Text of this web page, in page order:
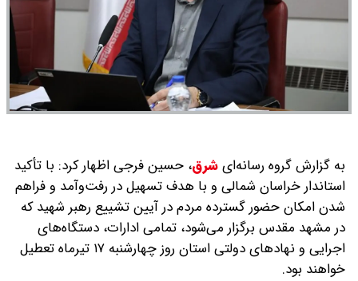
به گزارش گروه رسانه‌ایشرق، حسین فرجی اظهار کرد: با تأکید
استاندار خراسان شمالی و با هدف تسهیل در رفت‌وآمد و فراهم
شدن امکان حضور گسترده مردم در آیین تشییع رهبر شهید که
در مشهد مقدس برگزار می‌شود، تمامی ادارات، دستگاه‌های
اجرایی و نهادهای دولتی استان روز چهارشنبه ۱۷ تیرماه تعطیل
خواهند بود.